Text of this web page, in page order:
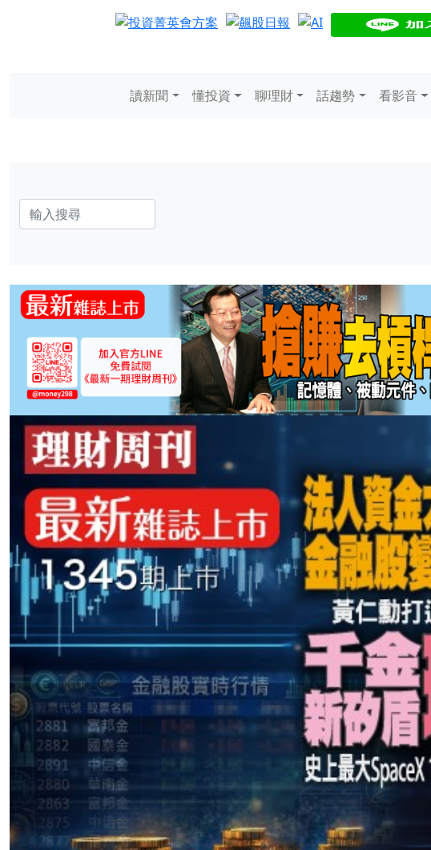
讀新聞 懂投資 聊理財 話趨勢 看影音